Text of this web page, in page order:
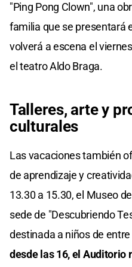
"Ping Pong Clown", una
familia que se presentará
volverá a escena el
el teatro Aldo Braga.
Talleres, arte y
culturales
Las vacaciones también
de aprendizaje y
13.30 a 15.30, el Museo
sede de "Descubriendo
destinada a niños de entre
desde las 16, el Auditorio